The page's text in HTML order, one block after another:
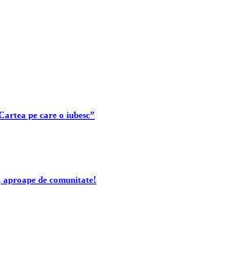
pe care o iubesc”
de comunitate!